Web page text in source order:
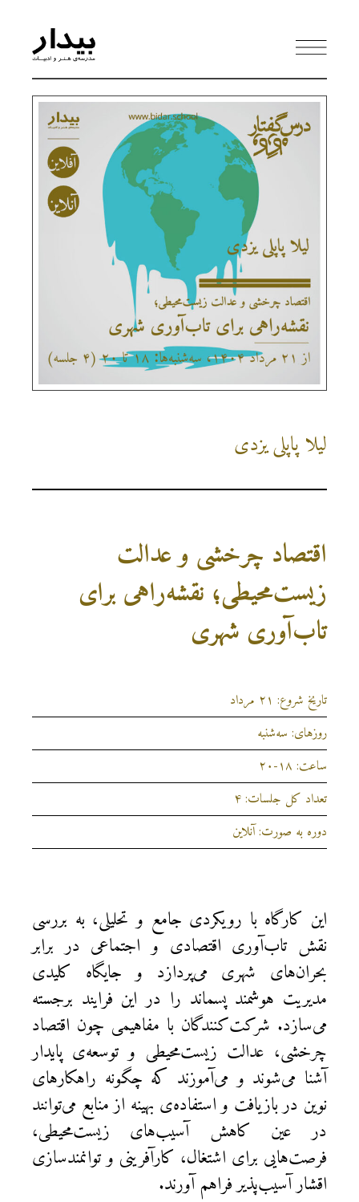
لیلا پاپلی یزدی
اقتصاد چرخشی و عدالت
زیست‌محیطی؛ نقشه‌راهی برای
تاب‌آوری شهری
تاریخ شروع: ۲۱ مرداد
روزهای: سه‌شنبه
ساعت: ۱۸-۲۰
تعداد کل جلسات: ۴
دوره به صورت: آنلاین
این کارگاه با رویکردی جامع و تحلیلی، به بررسی
نقش تاب‌آوری اقتصادی و اجتماعی در برابر
بحران‌های شهری می‌پردازد و جایگاه کلیدی
مدیریت هوشمند پسماند را در این فرایند برجسته
می‌سازد. شرکت‌کنندگان با مفاهیمی چون اقتصاد
چرخشی، عدالت زیست‌محیطی و توسعه‌ی پایدار
آشنا می‌شوند و می‌آموزند که چگونه راهکارهای
نوین در بازیافت و استفاده‌ی بهینه از منابع می‌توانند
در عین کاهش آسیب‌های زیست‌محیطی،
فرصت‌هایی برای اشتغال، کارآفرینی و توانمندسازی
اقشار آسیب‌پذیر فراهم آورند.